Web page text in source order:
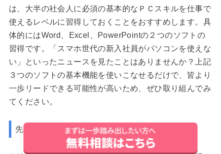
は、大半の社会人に必須の基本的なＰＣスキルを仕事で
使えるレベルに習得しておくことをおすすめします。具
体的にはWord、Excel、PowerPointの２つのソフトの
習得です。「スマホ世代の新入社員がパソコンを使えな
い」といったニュースを見たことはありませんか？上記
３つのソフトの基本機能を使いこなせるだけで、皆より
一歩リードできる可能性が高いため、ぜひ取り組んでみ
てください。
先輩社員にコンタクトをとってみる